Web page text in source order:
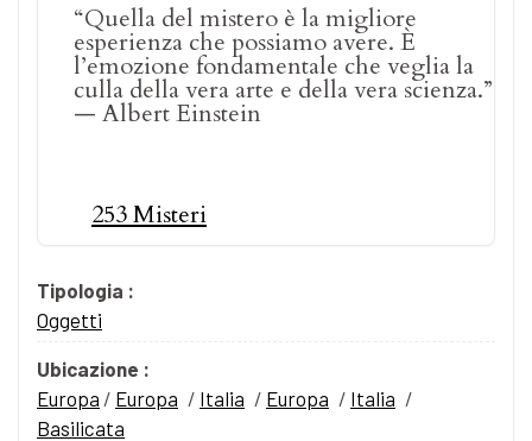
“Quella del mistero è la migliore
esperienza che possiamo avere. È
l’emozione fondamentale che veglia la
culla della vera arte e della vera scienza.”
— Albert Einstein
253 Misteri
Tipologia :
Oggetti
Ubicazione :
Europa / Europa / Italia / Europa / Italia /
Basilicata